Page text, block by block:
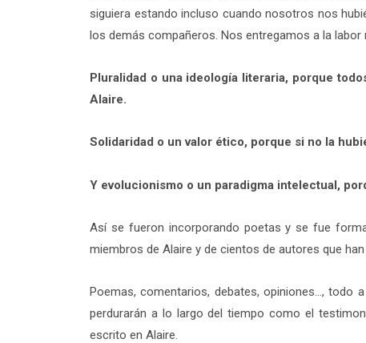
siguiera estando incluso cuando nosotros nos
los demás compañeros. Nos entregamos a la
Pluralidad o una ideología literaria, porque
Alaire.
Solidaridad o un valor ético, porque si no la
Y evolucionismo o un paradigma intelectual,
Así se fueron incorporando poetas y se fue
miembros de Alaire y de cientos de autores que
Poemas, comentarios, debates, opiniones…, todo
perdurarán a lo largo del tiempo como el
escrito en Alaire.